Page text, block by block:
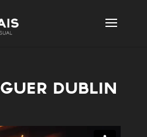
DUBLIN